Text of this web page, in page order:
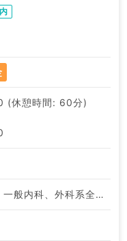
(休憩時間: 60分)
形成外科、皮膚科、一般内科、外科系全般、一般外科、美容皮膚科、科目不問